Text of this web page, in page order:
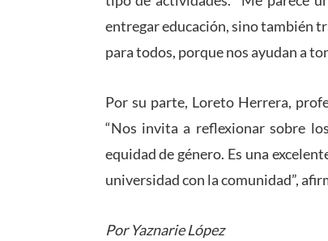
entregar educación, sino también
para todos, porque nos ayudan a
Por su parte, Loreto Herrera,
“Nos invita a reflexionar sobre
equidad de género. Es una
universidad con la comunidad”,
Por Yaznarie López